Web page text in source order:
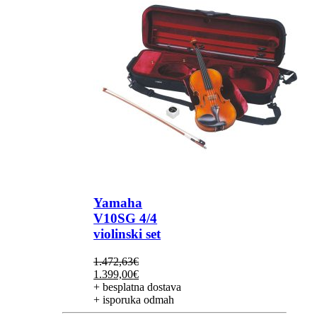
Yamaha
V10SG 4/4
violinski set
1.472,63€
Izvorna
cijena
bila
je:
1.399,00€Trenutna
cijena
je:
1.399,00€.
+ besplatna dostava
+ isporuka odmah